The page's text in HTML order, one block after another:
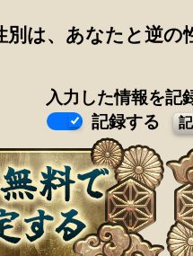
別は、あなたと逆の
入力した情報を記
記録する